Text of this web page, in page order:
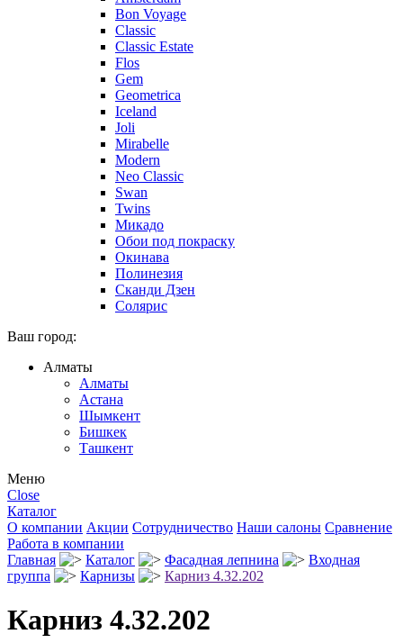
Bon Voyage
Classic
Classic Estate
Flos
Gem
Geometrica
Iceland
Joli
Mirabelle
Modern
Neo Classic
Swan
Twins
Микадо
Обои под покраску
Окинава
Полинезия
Сканди Дзен
Солярис
Ваш город:
Алматы
Алматы
Астана
Шымкент
Бишкек
Ташкент
Меню
Close
Каталог
О компании Акции Сотрудничество Наши салоны Сравнение
Работа в компании
Главная
Каталог Фасадная лепнина
Входная
группа
Карнизы Карниз 4.32.202
Карниз 4.32.202